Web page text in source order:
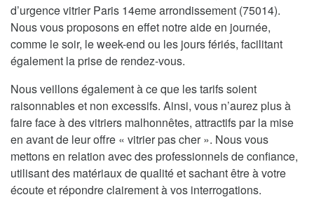
d’urgence vitrier Paris 14eme arrondissement (75014).
Nous vous proposons en effet notre aide en journée,
comme le soir, le week-end ou les jours fériés, facilitant
également la prise de rendez-vous.
Nous veillons également à ce que les tarifs soient
raisonnables et non excessifs. Ainsi, vous n’aurez plus à
faire face à des vitriers malhonnêtes, attractifs par la mise
en avant de leur offre « vitrier pas cher ». Nous vous
mettons en relation avec des professionnels de confiance,
utilisant des matériaux de qualité et sachant être à votre
écoute et répondre clairement à vos interrogations.